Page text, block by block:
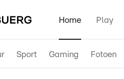
Home Play
Sport Gaming Fotoen